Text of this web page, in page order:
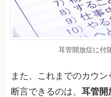
耳管開放症に付
また、これまでのカウ
断言できるのは、耳管開